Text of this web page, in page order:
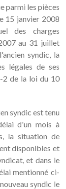
parmi les pièces
15 janvier 2008
des charges
au 31 juillet
syndic, la
légales de ses
2 de la loi du 10
syndic est tenu
d'un mois à
la situation de
disponibles et
et dans le
mentionné ci-
syndic le